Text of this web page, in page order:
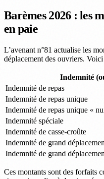
Barèmes 2026 : les
en paie
L’avenant n°81 actualise les
déplacement des ouvriers.
Indemnité
Indemnité de repas
Indemnité de repas unique
Indemnité de repas unique «
Indemnité spéciale
Indemnité de casse-croûte
Indemnité de grand
Indemnité de grand
Ces montants sont des forfaits